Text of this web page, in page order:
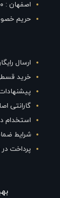
اصفهان : ۳۰۳۰ ۳۲۳۵ (۰۳۱)
حریم
ارسال
خرید
گارانتی
استخدام
شرایط
پرداخت